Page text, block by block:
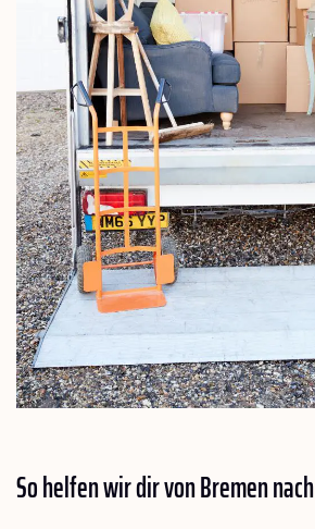
So helfen wir dir von Bremen nach